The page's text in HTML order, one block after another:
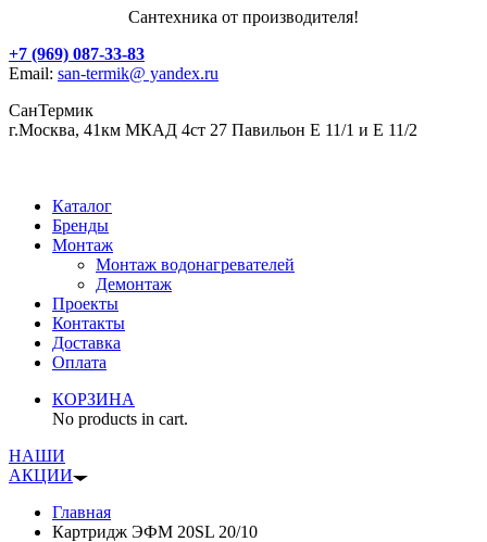
Сантехника от производителя!
+7 (969) 087-33-83
Email: san-termik@ yandex.ru
СанТермик
г.Москва, 41км МКАД 4ст 27 Павильон Е 11/1 и Е 11/2
Каталог
Бренды
Монтаж
Монтаж водонагревателей
Демонтаж
Проекты
Контакты
Доставка
Оплата
КОРЗИНА
No products in cart.
НАШИ
АКЦИИ
Главная
Картридж ЭФМ 20SL 20/10